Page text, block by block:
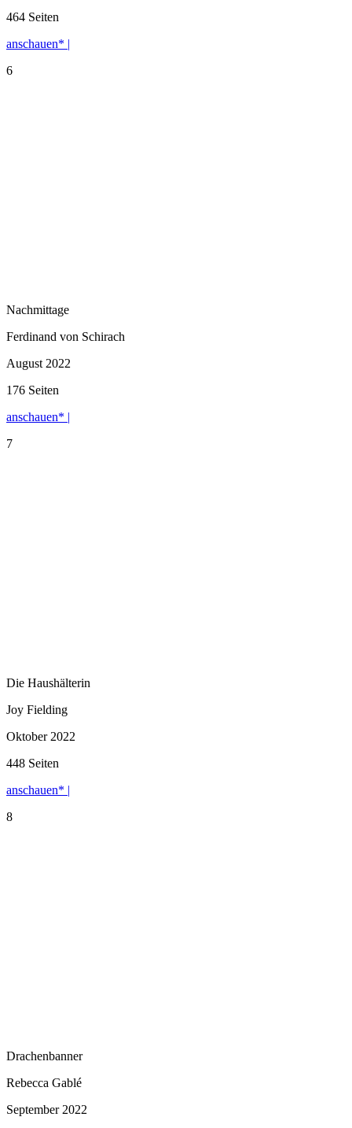
464 Seiten
anschauen* |
6
Nachmittage
Ferdinand von Schirach
August 2022
176 Seiten
anschauen* |
7
Die Haushälterin
Joy Fielding
Oktober 2022
448 Seiten
anschauen* |
8
Drachenbanner
Rebecca Gablé
September 2022